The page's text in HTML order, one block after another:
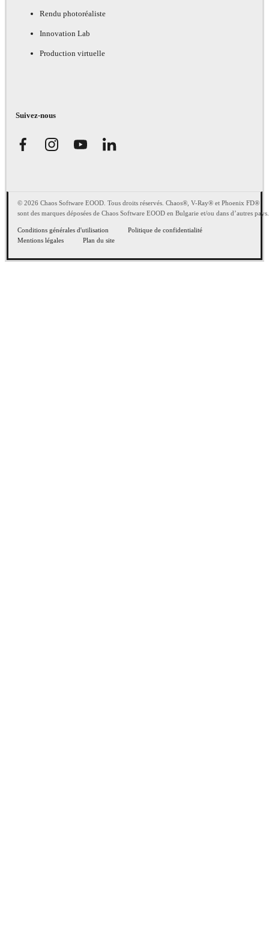
Rendu photoréaliste
Innovation Lab
Production virtuelle
Suivez-nous
© 2026 Chaos Software EOOD. Tous droits réservés. Chaos®, V-Ray® et Phoenix FD®
sont des marques déposées de Chaos Software EOOD en Bulgarie et/ou dans d’autres pays.
Conditions générales d'utilisation
Politique de confidentialité
Mentions légales
Plan du site